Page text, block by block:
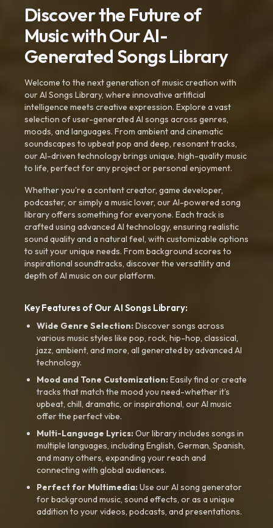
Discover the Future of
Music with Our AI-
Generated Songs Library
Welcome to the next generation of music creation with
our AI Songs Library, where innovative artificial
intelligence meets creative expression. Explore a vast
selection of user-generated AI songs across genres,
moods, and languages. From ambient and cinematic
soundscapes to upbeat pop and deep, resonant tracks,
our AI-driven technology brings unique, high-quality music
to life, perfect for any project or personal enjoyment.
Whether you're a content creator, game developer,
podcaster, or simply a music lover, our AI-powered song
library offers something for everyone. Each track is
crafted using advanced AI technology, ensuring realistic
sound quality and a natural feel, with customizable options
to suit your unique needs. From background scores to
inspirational soundtracks, discover the versatility and
depth of AI music on our platform.
Key Features of Our AI Songs Library:
Wide Genre Selection:Discover songs across
various music styles like pop, rock, hip-hop, classical,
jazz, ambient, and more, all generated by advanced AI
technology.
Mood and Tone Customization:Easily find or create
tracks that match the mood you need-whether it’s
upbeat, chill, dramatic, or inspirational, our AI music
offer the perfect vibe.
Multi-Language Lyrics:Our library includes songs in
multiple languages, including English, German, Spanish,
and many others, expanding your reach and
connecting with global audiences.
Perfect for Multimedia:Use our AI song generator
for background music, sound effects, or as a unique
addition to your videos, podcasts, and presentations.